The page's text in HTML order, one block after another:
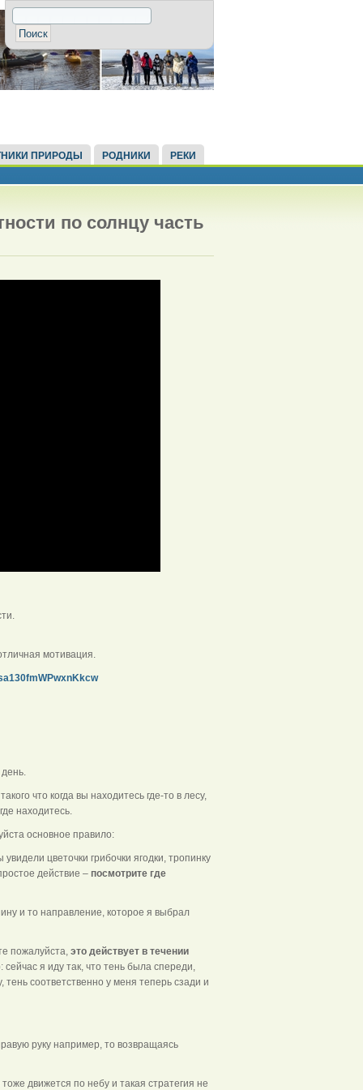
ПРИРОДЫ РОДНИКИ РЕКИ
по солнцу часть
мотивация.
что когда вы находитесь где-то в лесу,
находитесь.
основное правило:
цветочки грибочки ягодки, тропинку
действие – посмотрите где
и то направление, которое я выбрал
пожалуйста,это действует в течении
сейчас я иду так, что тень была спереди,
соответственно у меня теперь сзади и
руку например, то возвращаясь
движется по небу и такая стратегия не